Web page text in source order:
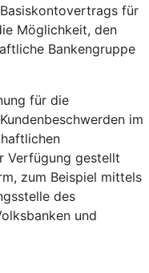
für
Möglichkeit, den
Bankengruppe
für die
im
Verfügung gestellt
zum Beispiel mittels
des
und